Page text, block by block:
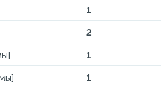
1
2
1
1